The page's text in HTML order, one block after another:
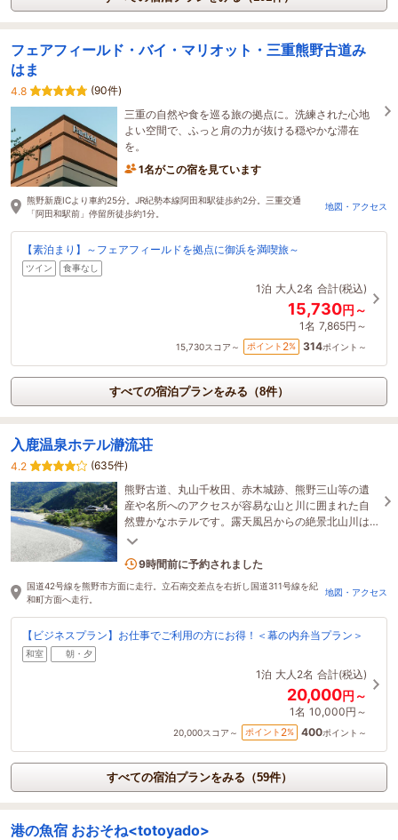
フェアフィールド・バイ・マリオット・三重熊野古道み
はま
4.8
(90件)
三重の自然や食を巡る旅の拠点に。洗練された心地
よい空間で、ふっと肩の力が抜ける穏やかな滞在
を。
1名がこの宿を見ています
熊野新鹿ICより車約25分。JR紀勢本線阿田和駅徒歩約2分。三重交通
「阿田和駅前」停留所徒歩約1分。
地図・アクセス
【素泊まり】～フェアフィールドを拠点に御浜を満喫旅～
ツイン 食事なし
1泊 大人2名 合計(税込)
15,730円～
1名 7,865円～
15,730スコア～ ポイント 2% 314ポイント～
すべての宿泊プランをみる（8件）
入鹿温泉ホテル瀞流荘
4.2
(635件)
熊野古道、丸山千枚田、赤木城跡、熊野三山等の遺
産や名所へのアクセスが容易な山と川に囲まれた自
然豊かなホテルです。露天風呂からの絶景北山川は
疲れを癒し、食事は旬の地元食材、郷土料理が楽し
1名がこの宿を見ています
9時間前に予約されました
国道42号線を熊野市方面に走行。立石南交差点を右折し国道311号線を紀
和町方面へ走行。
地図・アクセス
【ビジネスプラン】お仕事でご利用の方にお得！＜幕の内弁当プラン＞
和室 朝・夕
1泊 大人2名 合計(税込)
20,000円～
1名 10,000円～
20,000スコア～ ポイント 2% 400ポイント～
すべての宿泊プランをみる（59件）
港の魚宿 おおそね<totoyado>